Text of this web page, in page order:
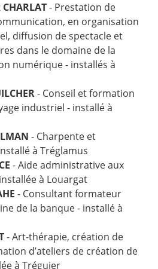
- Prestation de
en organisation
diffusion de spectacle et
dans le domaine de la
numérique - installés à
- Conseil et formation
industriel - installé à
- Charpente et
à Tréglamus
- Aide administrative aux
à Louargat
- Consultant formateur
de la banque - installé à
- Art-thérapie, création de
d’ateliers de création de
à Tréguier